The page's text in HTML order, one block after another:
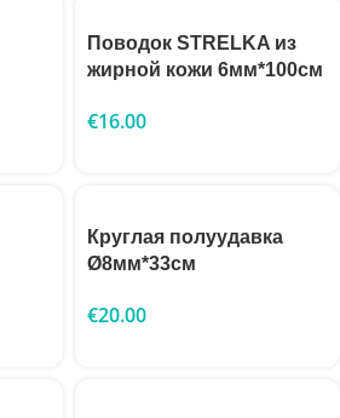
Поводок STRELKA из
жирной кожи 6мм*100см
€16.00
Круглая полуудавка
Ø8мм*33см
€20.00